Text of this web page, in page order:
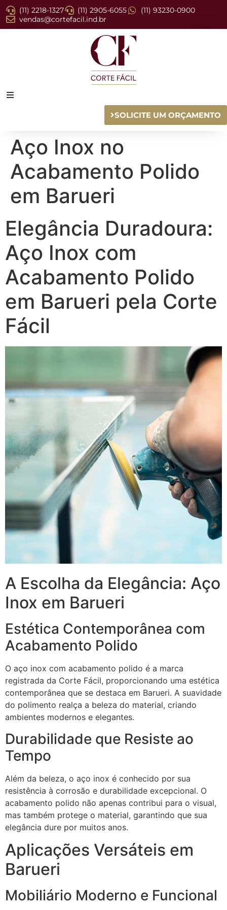
(11) 2218-1327 (11) 2905-6055
(11) 93230-0900
vendas@cortefacil.ind.br
SOLICITE UM ORÇAMENTO
Aço Inox no
Acabamento Polido
em Barueri
Elegância Duradoura:
Aço Inox com
Acabamento Polido
em Barueri pela Corte
Fácil
A Escolha da Elegância: Aço
Inox em Barueri
Estética Contemporânea com
Acabamento Polido
O aço inox com acabamento polido é a marca
registrada da Corte Fácil, proporcionando uma estética
contemporânea que se destaca em Barueri. A suavidade
do polimento realça a beleza do material, criando
ambientes modernos e elegantes.
Durabilidade que Resiste ao
Tempo
Além da beleza, o aço inox é conhecido por sua
resistência à corrosão e durabilidade excepcional. O
acabamento polido não apenas contribui para o visual,
mas também protege o material, garantindo que sua
elegância dure por muitos anos.
Aplicações Versáteis em
Barueri
Mobiliário Moderno e Funcional